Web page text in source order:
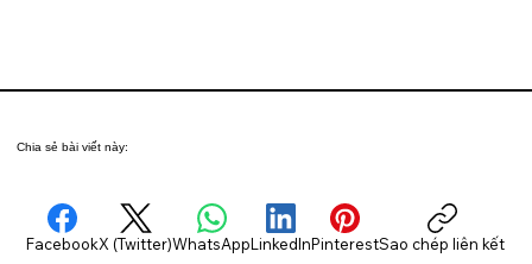
Chia sẻ bài viết này:
FacebookX (Twitter)WhatsAppLinkedInPinterestSao chép liên kết